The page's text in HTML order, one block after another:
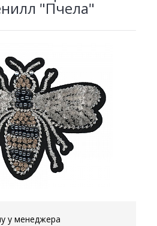
"Пчела"
у менеджера